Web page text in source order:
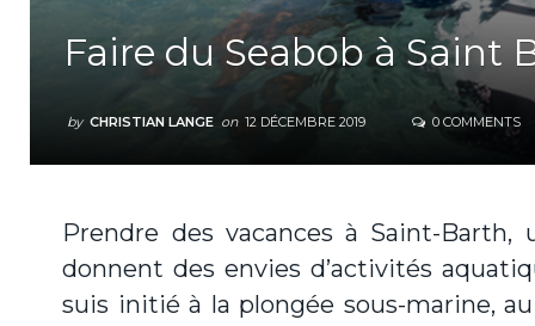
Faire du Seabob à Saint
by CHRISTIAN LANGE on 12 DÉCEMBRE 2019 0 COMMENTS
Prendre des vacances à Saint-Barth,
donnent des envies d’activités
suis initié à la plongée sous-marine,